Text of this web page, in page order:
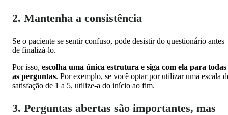
2. Mantenha a consistência
Se o paciente se sentir confuso, pode desistir do questionário antes
de finalizá-lo.
Por isso, escolha uma única estrutura e siga com ela para todas
as perguntas. Por exemplo, se você optar por utilizar uma escala
satisfação de 1 a 5, utilize-a do início ao fim.
3. Perguntas abertas são importantes, mas